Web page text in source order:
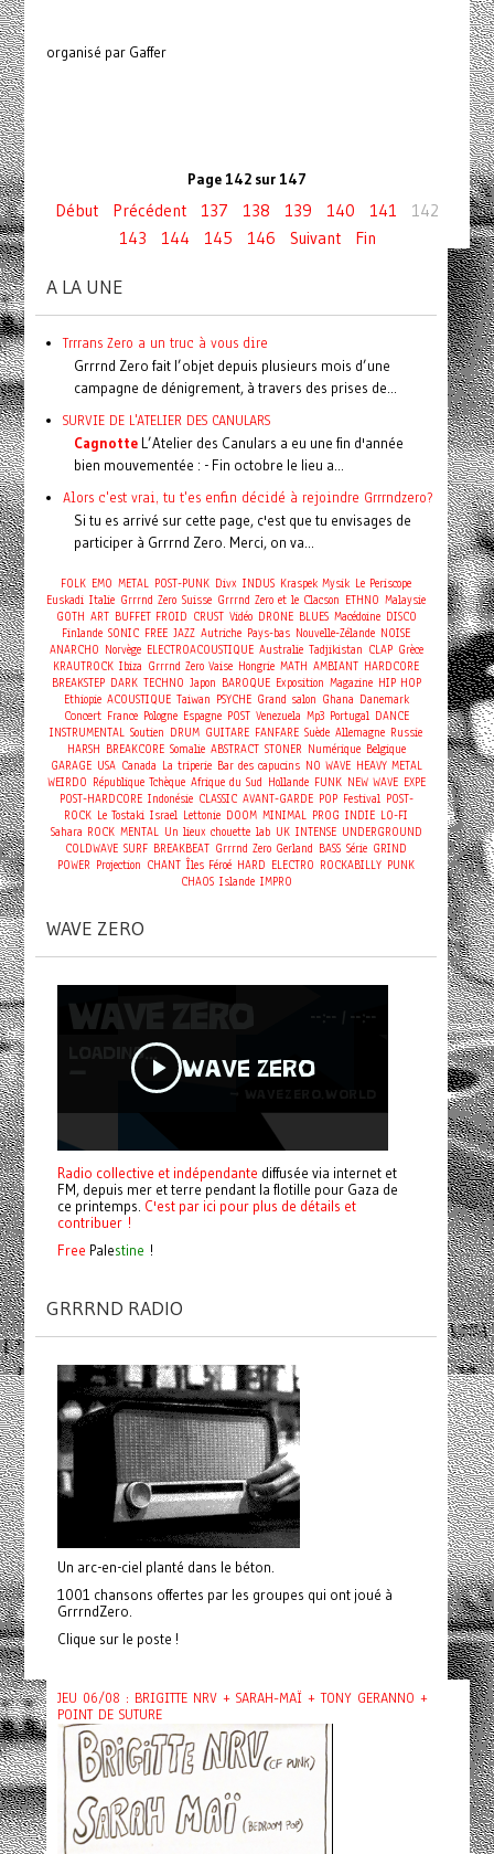
organisé par Gaffer
Page 142 sur 147
Début Précédent 137 138 139 140 141
142
143
144 145 146 Suivant Fin
A LA UNE
Trrrans Zero a un truc à vous dire
Grrrnd Zero fait l’objet depuis plusieurs mois d’une
campagne de dénigrement, à travers des prises de...
SURVIE DE L'ATELIER DES CANULARS
CagnotteL’Atelier des Canulars a eu une fin d'année
bien mouvementée : - Fin octobre le lieu a...
Alors c'est vrai, tu t'es enfin décidé à rejoindre Grrrndzero?
Si tu es arrivé sur cette page, c'est que tu envisages de
participer à Grrrnd Zero. Merci, on va...
FOLK EMO METAL POST-PUNK Divx INDUS Kraspek Mysik Le Periscope
Euskadi Italie Grrrnd Zero Suisse Grrrnd Zero et le Clacson ETHNO Malaysie
GOTH ART BUFFET FROID CRUST Vidéo DRONE BLUES Macédoine DISCO
Finlande SONIC FREE JAZZ Autriche Pays-bas Nouvelle-Zélande NOISE
ANARCHO Norvège ELECTROACOUSTIQUE Australie Tadjikistan CLAP Grèce
KRAUTROCK Ibiza Grrrnd Zero Vaise Hongrie MATH AMBIANT HARDCORE
BREAKSTEP DARK TECHNO Japon BAROQUE Exposition Magazine HIP HOP
Ethiopie ACOUSTIQUE Taiwan PSYCHE Grand salon Ghana Danemark
Concert France Pologne Espagne POST Venezuela Mp3 Portugal DANCE
INSTRUMENTAL Soutien DRUM GUITARE FANFARE Suède Allemagne Russie
HARSH BREAKCORE Somalie ABSTRACT STONER Numérique Belgique
GARAGE USA Canada La triperie Bar des capucins NO WAVE HEAVY METAL
WEIRDO République Tchèque Afrique du Sud Hollande FUNK NEW WAVE EXPE
POST-HARDCORE Indonésie CLASSIC AVANT-GARDE POP Festival POST-
ROCK Le Tostaki Israel Lettonie DOOM MINIMAL PROG INDIE LO-FI
Sahara ROCK MENTAL Un lieux chouette lab UK INTENSE UNDERGROUND
COLDWAVE SURF BREAKBEAT Grrrnd Zero Gerland BASS Série GRIND
POWER Projection CHANT Îles Féroé HARD ELECTRO ROCKABILLY PUNK
CHAOS Islande IMPRO
WAVE ZERO
Radio collective et indépendante diffusée via internet et
FM, depuis mer et terre pendant la flotille pour Gaza de
ce printemps. C'est par ici pour plus de détails et
contribuer !
Free Palestine !
GRRRND RADIO
Un arc-en-ciel planté dans le béton.
1001 chansons offertes par les groupes qui ont joué à
GrrrndZero.
Clique sur le poste !
JEU 06/08 : BRIGITTE NRV + SARAH-MAÏ + TONY GERANNO +
POINT DE SUTURE